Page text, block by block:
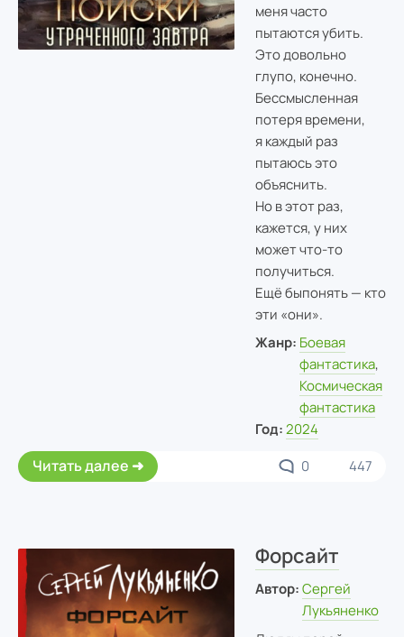
меня часто
пытаются убить.
Это довольно
глупо, конечно.
Бессмысленная
потеря времени,
я каждый раз
пытаюсь это
объяснить.
Но в этот раз,
кажется, у них
может что-то
получиться.
Ещё быпонять — кто
эти «они».
Жанр: Боевая
фантастика,
Космическая
фантастика
Год: 2024
Читать далее 0 447
Форсайт
Автор: Сергей
Лукьяненко